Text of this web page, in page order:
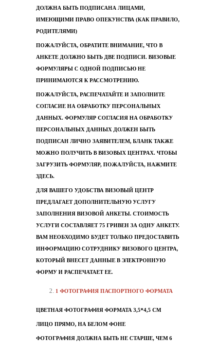
ДОЛЖНА БЫТЬ ПОДПИСАНА ЛИЦАМИ,
ИМЕЮЩИМИ ПРАВО ОПЕКУНСТВА (КАК ПРАВИЛО,
РОДИТЕЛЯМИ)
ПОЖАЛУЙСТА, ОБРАТИТЕ ВНИМАНИЕ, ЧТО В
АНКЕТЕ ДОЛЖНО БЫТЬ ДВЕ ПОДПИСИ. ВИЗОВЫЕ
ФОРМУЛЯРЫ С ОДНОЙ ПОДПИСЬЮ НЕ
ПРИНИМАЮТСЯ К РАССМОТРЕНИЮ.
ПОЖАЛУЙСТА, РАСПЕЧАТАЙТЕ И ЗАПОЛНИТЕ
СОГЛАСИЕ НА ОБРАБОТКУ ПЕРСОНАЛЬНЫХ
ДАННЫХ. ФОРМУЛЯР СОГЛАСИЯ НА ОБРАБОТКУ
ПЕРСОНАЛЬНЫХ ДАННЫХ ДОЛЖЕН БЫТЬ
ПОДПИСАН ЛИЧНО ЗАЯВИТЕЛЕМ, БЛАНК ТАКЖЕ
МОЖНО ПОЛУЧИТЬ В ВИЗОВЫХ ЦЕНТРАХ. ЧТОБЫ
ЗАГРУЗИТЬ ФОРМУЛЯР, ПОЖАЛУЙСТА, НАЖМИТЕ
ЗДЕСЬ.
ДЛЯ ВАШЕГО УДОБСТВА ВИЗОВЫЙ ЦЕНТР
ПРЕДЛАГАЕТ ДОПОЛНИТЕЛЬНУЮ УСЛУГУ
ЗАПОЛНЕНИЯ ВИЗОВОЙ АНКЕТЫ. СТОИМОСТЬ
УСЛУГИ СОСТАВЛЯЕТ 75 ГРИВЕН ЗА ОДНУ АНКЕТУ.
ВАМ НЕОБХОДИМО БУДЕТ ТОЛЬКО ПРЕДОСТАВИТЬ
ИНФОРМАЦИЮ СОТРУДНИКУ ВИЗОВОГО ЦЕНТРА,
КОТОРЫЙ ВНЕСЕТ ДАННЫЕ В ЭЛЕКТРОННУЮ
ФОРМУ И РАСПЕЧАТАЕТ ЕЕ.
1 ФОТОГРАФИЯ ПАСПОРТНОГО ФОРМАТА
ЦВЕТНАЯ ФОТОГРАФИЯ ФОРМАТА 3,5*4,5 СМ
ЛИЦО ПРЯМО, НА БЕЛОМ ФОНЕ
ФОТОГРАФИЯ ДОЛЖНА БЫТЬ НЕ СТАРШЕ, ЧЕМ 6